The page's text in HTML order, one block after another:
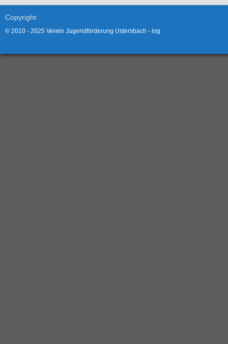
Copyright
© 2010 - 2025 Verein Jugendförderung Ustersbach - log